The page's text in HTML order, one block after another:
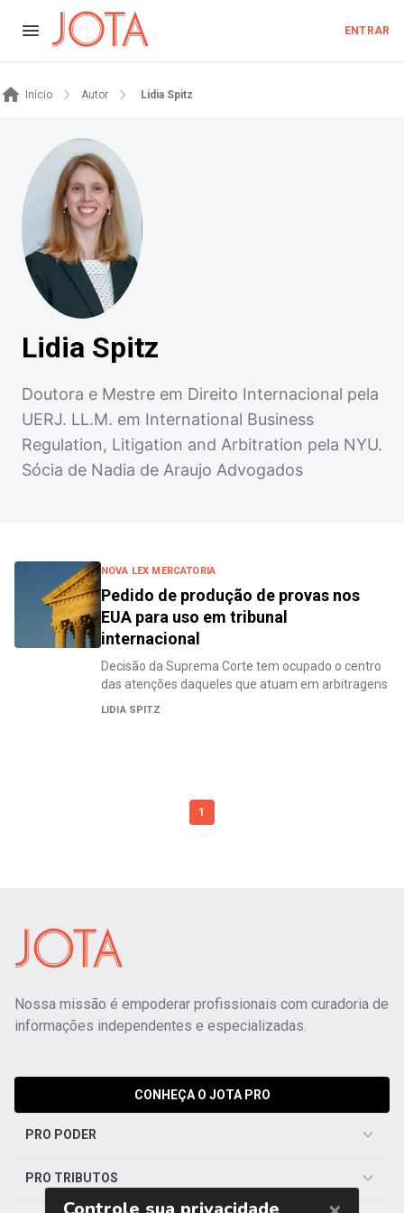
ENTRAR
Início Autor Lidia Spitz
Lidia Spitz
Doutora e Mestre em Direito Internacional pela
UERJ. LL.M. em International Business
Regulation, Litigation and Arbitration pela NYU.
Sócia de Nadia de Araujo Advogados
NOVA LEX MERCATORIA
Pedido de produção de provas nos
EUA para uso em tribunal
internacional
Decisão da Suprema Corte tem ocupado o centro
das atenções daqueles que atuam em arbitragens
LIDIA SPITZ
1
Nossa missão é empoderar profissionais com curadoria de
informações independentes e especializadas.
CONHEÇA O JOTA PRO
PRO PODER
PRO TRIBUTOS